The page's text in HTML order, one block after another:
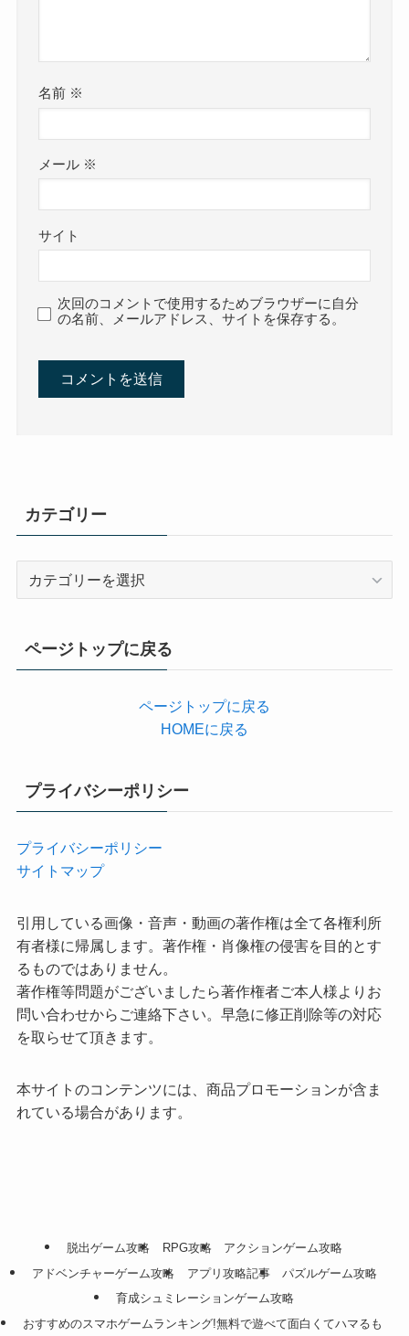
名前 ※
メール ※
サイト
次回のコメントで使用するためブラウザーに自分
の名前、メールアドレス、サイトを保存する。
カテゴリー
ページトップに戻る
ページトップに戻る
HOMEに戻る
プライバシーポリシー
プライバシーポリシー
サイトマップ
引用している画像・音声・動画の著作権は全て各権利所
有者様に帰属します。著作権・肖像権の侵害を目的とす
るものではありません。
著作権等問題がございましたら著作権者ご本人様よりお
問い合わせからご連絡下さい。早急に修正削除等の対応
を取らせて頂きます。
本サイトのコンテンツには、商品プロモーションが含ま
れている場合があります。
脱出ゲーム攻略 RPG攻略
アクションゲーム攻略
アドベンチャーゲーム攻略
アプリ攻略記事
パズルゲーム攻略
育成シュミレーションゲーム攻略
おすすめのスマホゲームランキング!無料で遊べて面白くてハマるも